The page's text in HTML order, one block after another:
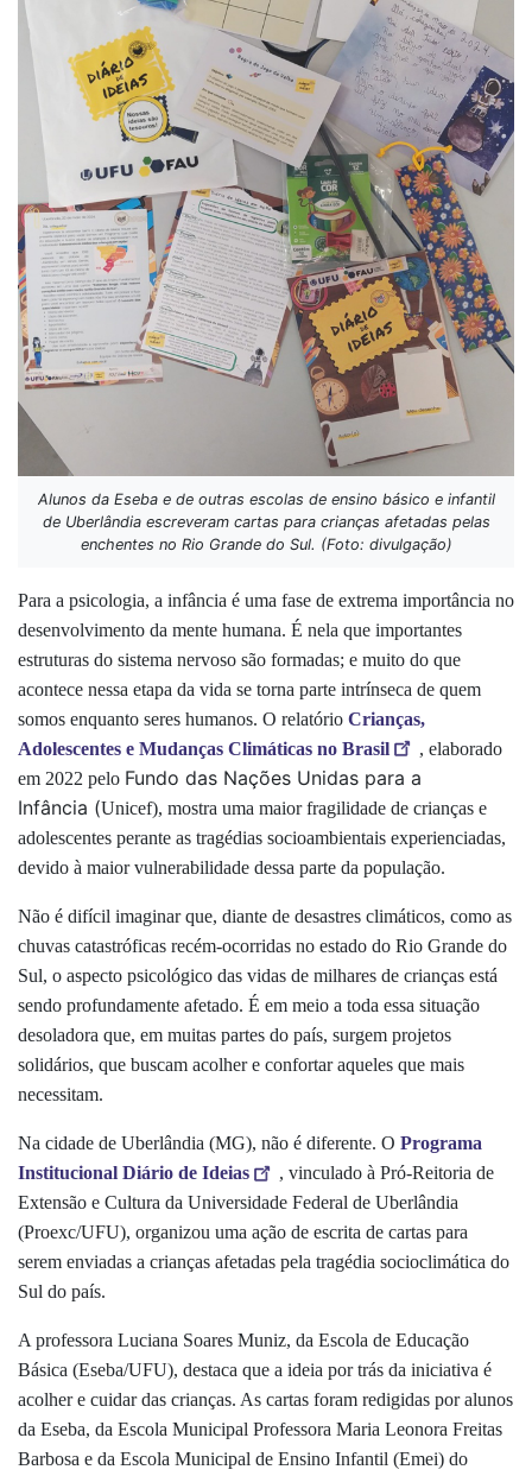
Alunos da Eseba e de outras escolas de ensino básico e infantil
de Uberlândia escreveram cartas para crianças afetadas pelas
enchentes no Rio Grande do Sul. (Foto: divulgação)
Para a psicologia, a infância é uma fase de extrema importância no
desenvolvimento da mente humana. É nela que importantes
estruturas do sistema nervoso são formadas; e muito do que
acontece nessa etapa da vida se torna parte intrínseca de quem
somos enquanto seres humanos. O relatório Crianças,
Adolescentes e Mudanças Climáticas no Brasil
, elaborado
em 2022 pelo Fundo das Nações Unidas para a
Infância (Unicef), mostra uma maior fragilidade de crianças e
adolescentes perante as tragédias socioambientais experienciadas,
devido à maior vulnerabilidade dessa parte da população.
Não é difícil imaginar que, diante de desastres climáticos, como as
chuvas catastróficas recém-ocorridas no estado do Rio Grande do
Sul, o aspecto psicológico das vidas de milhares de crianças está
sendo profundamente afetado. É em meio a toda essa situação
desoladora que, em muitas partes do país, surgem projetos
solidários, que buscam acolher e confortar aqueles que mais
necessitam.
Na cidade de Uberlândia (MG), não é diferente. O Programa
Institucional Diário de Ideias
, vinculado à Pró-Reitoria de
Extensão e Cultura da Universidade Federal de Uberlândia
(Proexc/UFU), organizou uma ação de escrita de cartas para
serem enviadas a crianças afetadas pela tragédia socioclimática do
Sul do país.
A professora Luciana Soares Muniz, da Escola de Educação
Básica (Eseba/UFU), destaca que a ideia por trás da iniciativa é
acolher e cuidar das crianças. As cartas foram redigidas por alunos
da Eseba, da Escola Municipal Professora Maria Leonora Freitas
Barbosa e da Escola Municipal de Ensino Infantil (Emei) do